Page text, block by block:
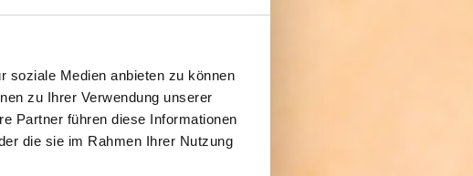
soziale Medien anbieten zu können
zu Ihrer Verwendung unserer
Partner führen diese Informationen
die sie im Rahmen Ihrer Nutzung